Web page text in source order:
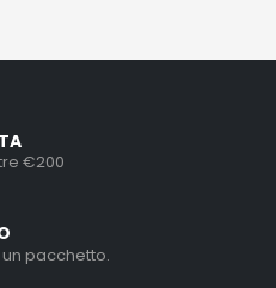
€200
pacchetto.